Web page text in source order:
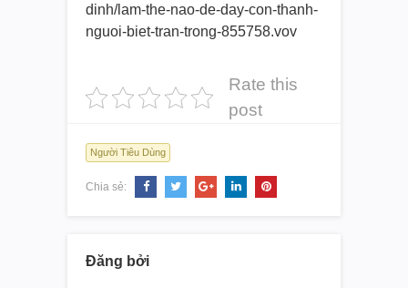
dinh/lam-the-nao-de-day-con-thanh-
nguoi-biet-tran-trong-855758.vov
Rate this
post
Người Tiêu Dùng
Chia sẻ:
Đăng bởi